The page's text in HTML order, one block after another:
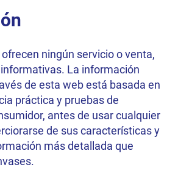
ningún servicio o venta,
La información
de esta web está basada en
práctica y pruebas de
antes de usar cualquier
de sus características y
más detallada que